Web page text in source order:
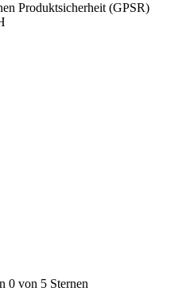
Produktsicherheit (GPSR)
0 von 5 Sternen